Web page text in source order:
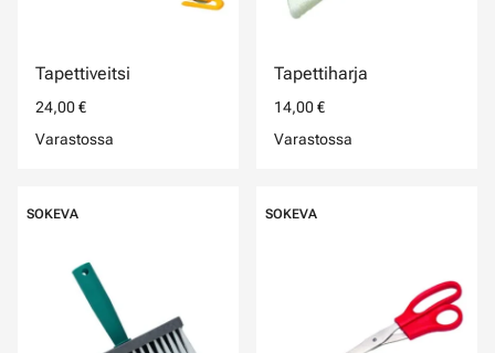
Tapettiveitsi
24,00 €
Varastossa
Tapettiharja
14,00 €
Varastossa
SOKEVA SOKEVA